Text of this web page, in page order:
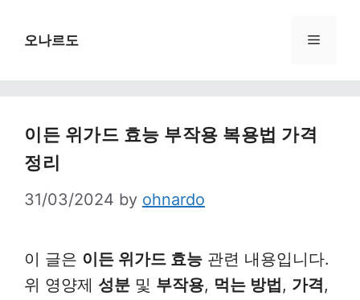
오나르도 Menu
이든 위가드 효능 부작용 복용법 가격
정리
31/03/2024 by ohnardo
이 글은 이든 위가드 효능 관련 내용입니다.
위 영양제 성분 및 부작용, 먹는 방법, 가격,